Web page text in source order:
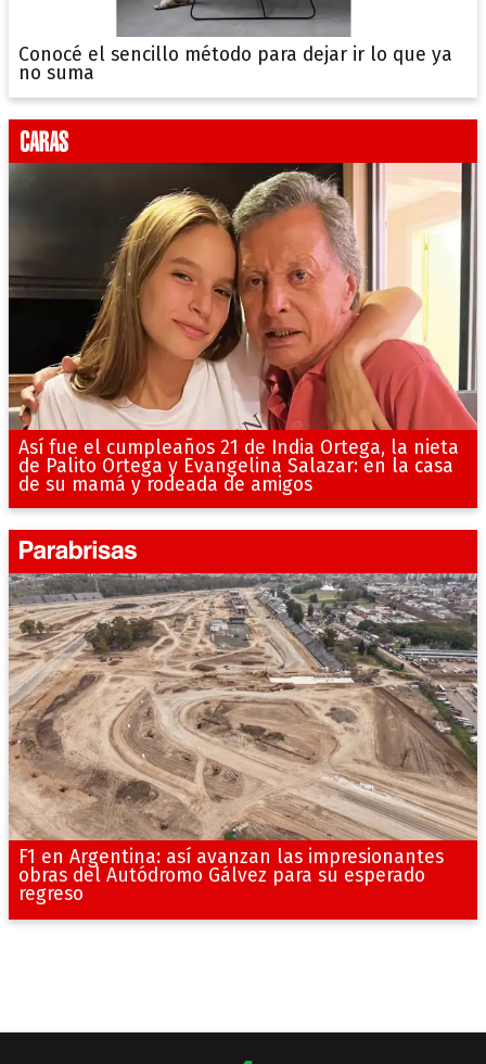
Conocé el sencillo método para dejar ir lo que ya
no suma
Así fue el cumpleaños 21 de India Ortega, la nieta
de Palito Ortega y Evangelina Salazar: en la casa
de su mamá y rodeada de amigos
F1 en Argentina: así avanzan las impresionantes
obras del Autódromo Gálvez para su esperado
regreso